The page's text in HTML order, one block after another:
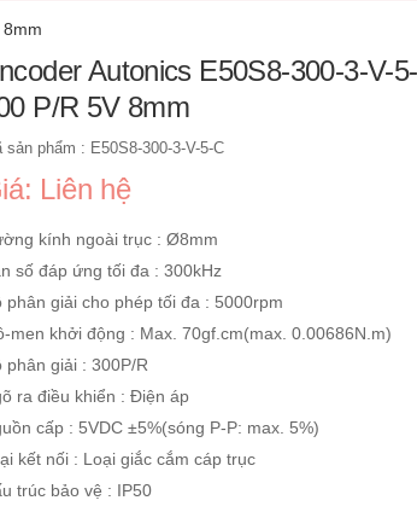
Autonics E50S8-300-3-V-
P/R 5V 8mm
sản phẩm : E50S8-300-3-V-5-C
Liên hệ
kính ngoài trục : Ø8mm
số đáp ứng tối đa : 300kHz
phân giải cho phép tối đa : 5000rpm
men khởi động : Max. 70gf.cm(max. 0.00686N.m)
phân giải : 300P/R
ra điều khiển : Điện áp
cấp : 5VDC ±5%(sóng P-P: max. 5%)
kết nối : Loại giắc cắm cáp trục
trúc bảo vệ : IP50